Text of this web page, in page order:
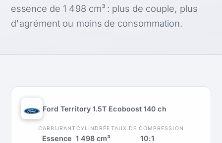
essence de 1 498 cm³ : plus de couple, plus
d'agrément ou moins de consommation.
Ford Territory 1.5T Ecoboost 140 ch
CARBURANT
Essence
CYLINDRÉE
1 498 cm³
TAUX DE COMPRESSION
10:1